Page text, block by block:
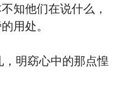
知他们在说什么，
用处。
明窈心中的那点惶